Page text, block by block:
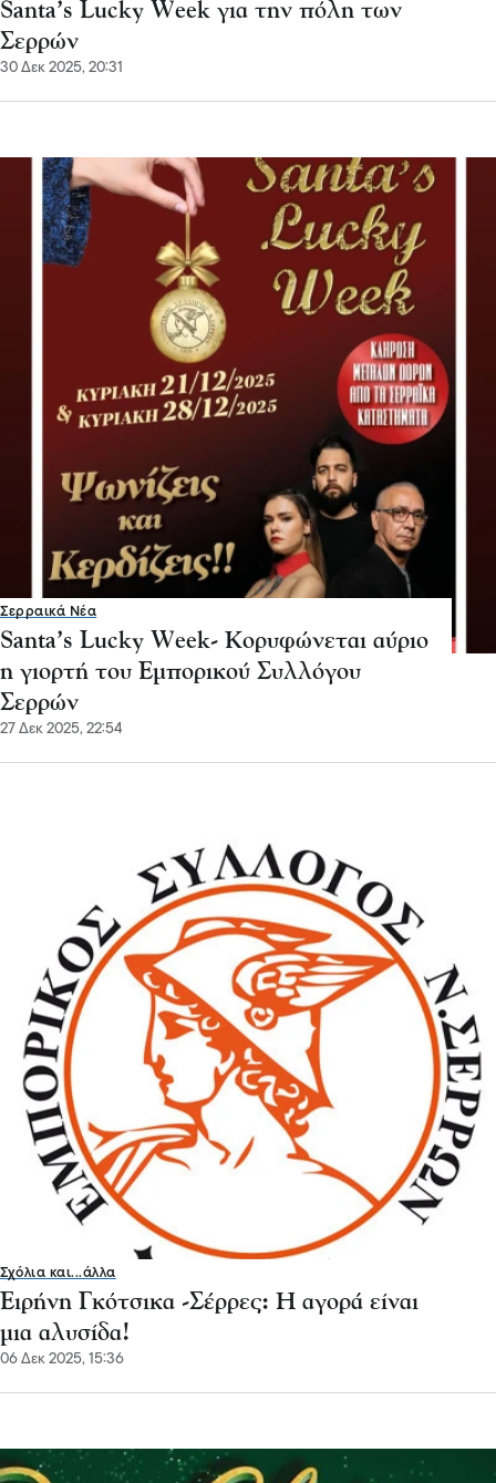
Santa’s Lucky Week για την πόλη των
Σερρών
30 Δεκ 2025, 20:31
Σερραικά Νέα
Santa’s Lucky Week- Κορυφώνεται αύριο
η γιορτή του Εμπορικού Συλλόγου
Σερρών
27 Δεκ 2025, 22:54
Σχόλια και...άλλα
Ειρήνη Γκότσικα -Σέρρες: Η αγορά είναι
μια αλυσίδα!
06 Δεκ 2025, 15:36